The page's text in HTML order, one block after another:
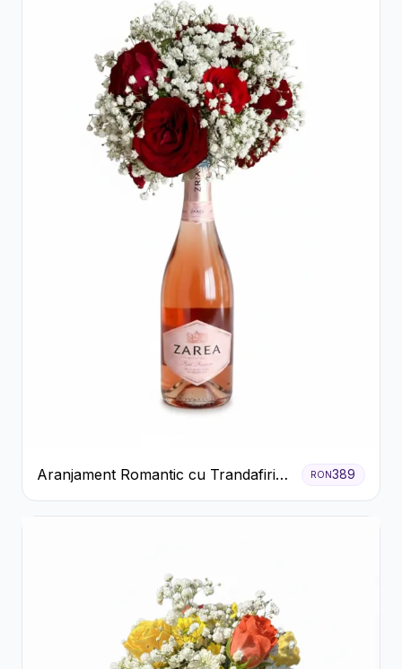
Aranjament Romantic cu Trandafiri
Roșii și Șampanie rose
RON389